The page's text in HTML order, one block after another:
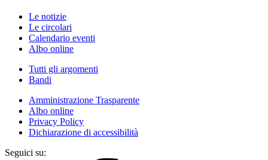
Le notizie
Le circolari
Calendario eventi
Albo online
Tutti gli argomenti
Bandi
Amministrazione Trasparente
Albo online
Privacy Policy
Dichiarazione di accessibilità
Seguici su: